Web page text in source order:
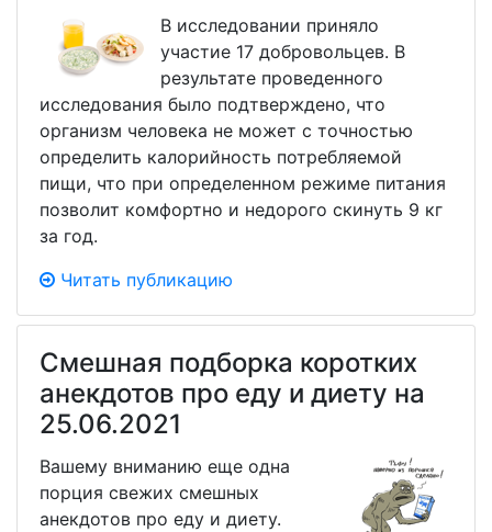
В исследовании приняло
участие 17 добровольцев. В
результате проведенного
исследования было подтверждено, что
организм человека не может с точностью
определить калорийность потребляемой
пищи, что при определенном режиме питания
позволит комфортно и недорого скинуть 9 кг
за год.
Читать публикацию
Смешная подборка коротких
анекдотов про еду и диету на
25.06.2021
Вашему вниманию еще одна
порция свежих смешных
анекдотов про еду и диету.